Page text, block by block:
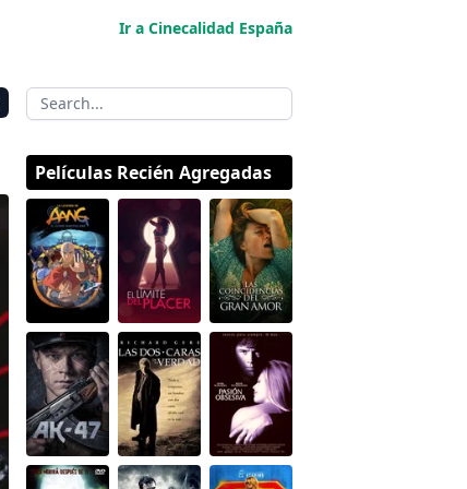
Ir a Cinecalidad España
Películas Recién Agregadas